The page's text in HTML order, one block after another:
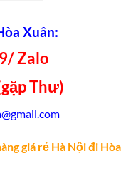
Xuân:
Zalo
Thư)
giá rẻ Hà Nội đi Hòa